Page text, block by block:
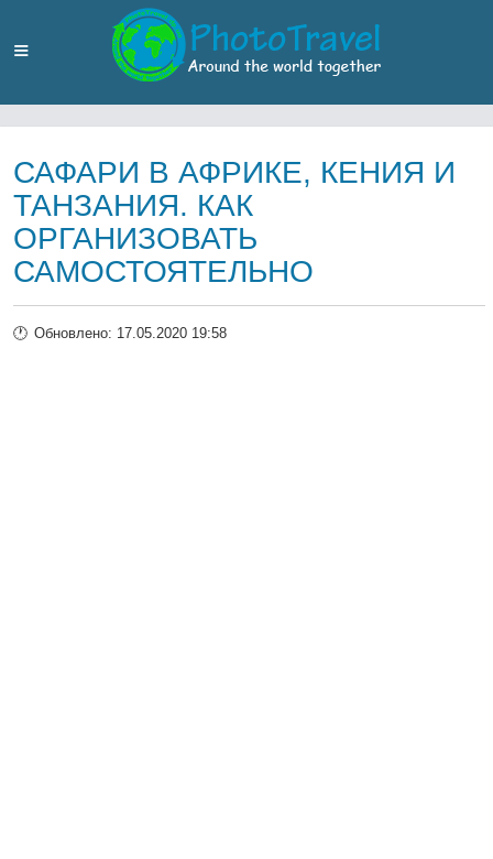
САФАРИ В АФРИКЕ, КЕНИЯ И
ТАНЗАНИЯ. КАК
ОРГАНИЗОВАТЬ
САМОСТОЯТЕЛЬНО
Обновлено: 17.05.2020 19:58